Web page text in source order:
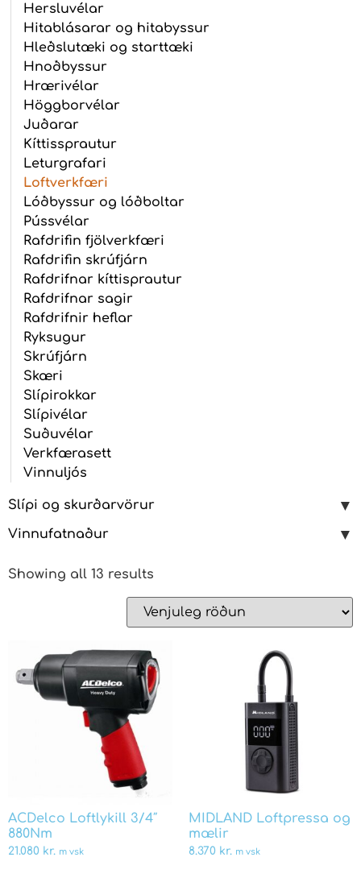
Hersluvélar
Hitablásarar og hitabyssur
Hleðslutæki og starttæki
Hnoðbyssur
Hrærivélar
Höggborvélar
Juðarar
Kíttissprautur
Leturgrafari
Loftverkfæri
Lóðbyssur og lóðboltar
Pússvélar
Rafdrifin fjölverkfæri
Rafdrifin skrúfjárn
Rafdrifnar kíttisprautur
Rafdrifnar sagir
Rafdrifnir heflar
Ryksugur
Skrúfjárn
Skæri
Slípirokkar
Slípivélar
Suðuvélar
Verkfærasett
Vinnuljós
Slípi og skurðarvörur
Vinnufatnaður
Showing all 13 results
ACDelco Loftlykill 3/4″
880Nm
21.080 kr. m vsk
MIDLAND Loftpressa og
mælir
8.370 kr. m vsk